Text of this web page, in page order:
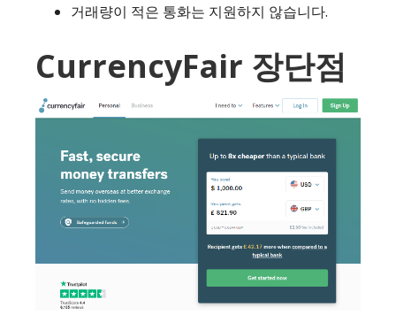
거래량이 적은 통화는 지원하지 않습니다.
CurrencyFair 장단점